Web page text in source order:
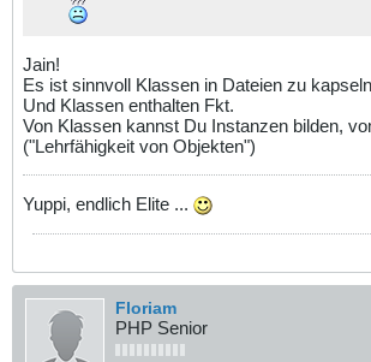
Jain!
Es ist sinnvoll Klassen in Dateien zu
Und Klassen enthalten Fkt.
Von Klassen kannst Du Instanzen bilden,
("Lehrfähigkeit von Objekten")
Yuppi, endlich Elite ...
Floriam
PHP Senior